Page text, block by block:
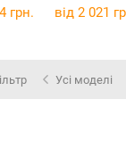
грн. від 2 021
Усі моделі